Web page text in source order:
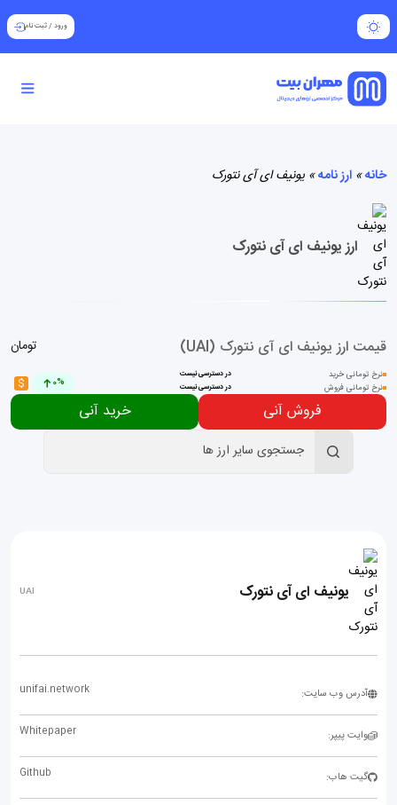
ورود /ثبت نام
خانه» ارز نامه» یونیف ای آی نتورک
ارز یونیف ای آی نتورک
قیمت ارز یونیف ای آی نتورک (UAI)
نرخ تومانی خرید در دسترسی نیست
نرخ تومانی فروش در دسترسی نیست
تومان
0%
$
فروش آنی خرید آنی
یونیف ای آی نتورک UAI
آدرس وب سایت: unifai.network
وایت پیپر: Whitepaper
گیت هاب: Github